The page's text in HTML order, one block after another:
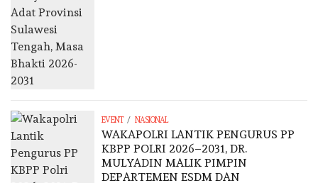
EVENT / NASIONAL
WAKAPOLRI LANTIK PENGURUS PP
KBPP POLRI 2026–2031, DR.
MULYADIN MALIK PIMPIN
DEPARTEMEN ESDM DAN